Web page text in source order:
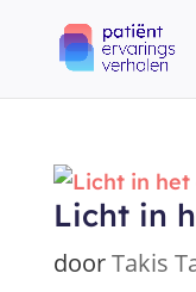
Licht in
doorTakis